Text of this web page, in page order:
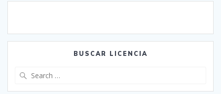
BUSCAR LICENCIA